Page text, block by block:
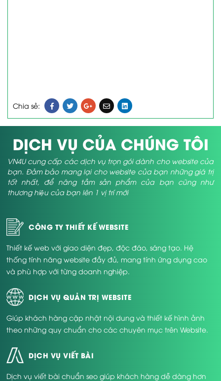
Chia sẻ:
DỊCH VỤ CỦA CHÚNG TÔI
VN4U cung cấp các dịch vụ trọn gói dành cho website của
bạn. Đảm bảo mang lại cho website của bạn những giá trị
tốt nhất, để nâng tầm sản phẩm của bạn cũng như
thương hiệu của bạn lên 1 vị trí mới
CÔNG TY THIẾT KẾ WEBSITE
Thiết kế web với giao diện đẹp, độc đáo, sáng tạo. Hệ
thống tính năng website đầy đủ, mang tính ứng dụng cao
và phù hợp với từng doanh nghiệp.
DỊCH VỤ QUẢN TRỊ WEBSITE
Giúp khách hàng cập nhật nội dung và thiết kế hình ảnh
theo những quy chuẩn cho các chuyên mục trên Website.
DỊCH VỤ VIẾT BÀI
Dịch vụ viết bài chuẩn seo giúp khách hàng dễ dàng hơn